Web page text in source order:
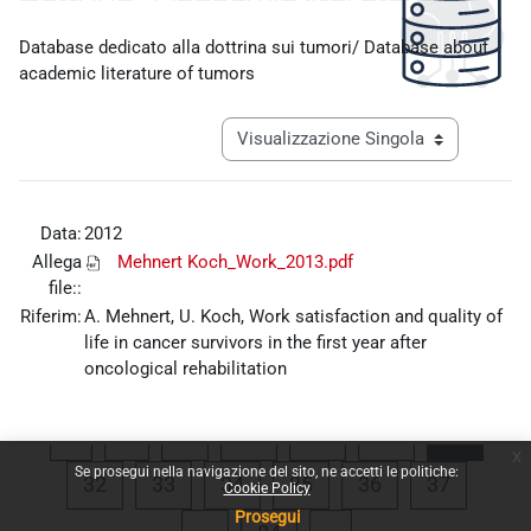
Se prosegui nella navigazione del sito, ne accetti le politiche:
Cookie Policy
Prosegui
Database dedicato alla dottrina sui tumori/ Database about
academic literature of tumors
Navigazione terziaria modalità
Data:2012
Allega
file::
Mehnert Koch_Work_2013.pdf
Riferim:A. Mehnert, U. Koch, Work satisfaction and quality of
life in cancer survivors in the first year after
oncological rehabilitation
« 1 … 28 29 30 31
32Pagina 32
33Pagina 33
34Pagina 34
35Pagina 35
36Pagina 36
37Pagina